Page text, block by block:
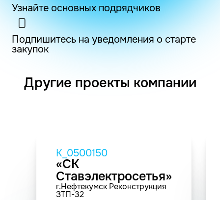
Узнайте основных подрядчиков
Подпишитесь на уведомления о старте
закупок
Другие проекты компании
K_0500150
«СК
Ставэлектросетья»
г.Нефтекумск Реконструкция
ЗТП-32